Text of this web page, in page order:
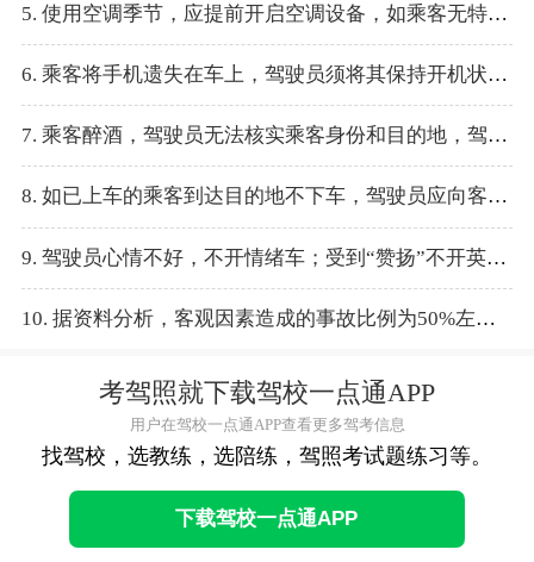
5. 使用空调季节，应提前开启空调设备，如乘客无特殊要求，保持车内温度25度。
6. 乘客将手机遗失在车上，驾驶员须将其保持开机状态，等待乘客联络，并立即通知平台。
7. 乘客醉酒，驾驶员无法核实乘客身份和目的地，驾驶员不可拒绝载客并报备客服。
8. 如已上车的乘客到达目的地不下车，驾驶员应向客服求助，必要时向120寻求帮助。
9. 驾驶员心情不好，不开情绪车；受到“赞扬”不开英雄车。
10. 据资料分析，客观因素造成的事故比例为50%左右。
考驾照就下载驾校一点通APP
用户在驾校一点通APP查看更多驾考信息
找驾校，选教练，选陪练，驾照考试题练习等。
下载驾校一点通APP